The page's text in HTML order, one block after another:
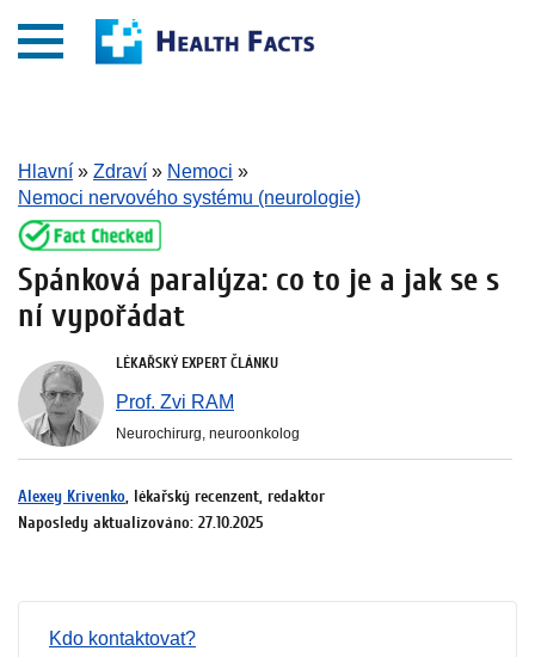
Hlavní » Zdraví » Nemoci »
Nemoci nervového systému (neurologie)
Spánková paralýza: co to je a jak se s
ní vypořádat
LÉKAŘSKÝ EXPERT ČLÁNKU
Prof. Zvi RAM
Neurochirurg, neuroonkolog
Alexey Krivenko, lékařský recenzent, redaktor
Naposledy aktualizováno: 27.10.2025
Kdo kontaktovat?